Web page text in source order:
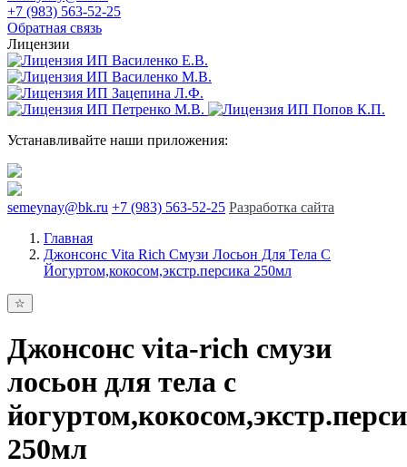
+7 (983) 563-52-25
Обратная связь
Лицензии
Устанавливайте наши приложения:
semeynay@bk.ru +7 (983) 563-52-25 Разработка сайта
Главная
Джонсонс Vita Rich Смузи Лосьон Для Тела С
Йогуртом,кокосом,экстр.персика 250мл
Джонсонс vita-rich смузи
лосьон для тела с
250мл